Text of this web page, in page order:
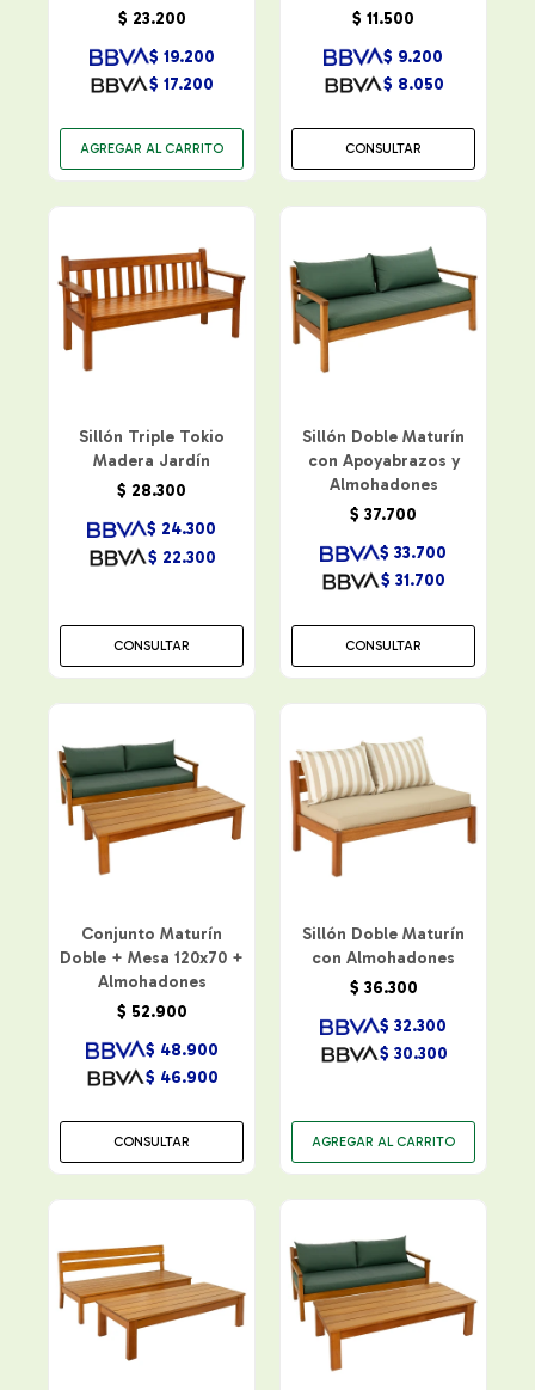
$ 23.200
$ 17.200
$ 19.200
$ 11.500
$ 8.050
$ 9.200
CONSULTAR
Sillón Triple Tokio
Madera Jardín
$ 28.300
$ 22.300
$ 24.300
CONSULTAR
Sillón Doble Maturín
con Apoyabrazos y
Almohadones
$ 37.700
$ 31.700
$ 33.700
CONSULTAR
Conjunto Maturín
Doble + Mesa 120x70 +
Almohadones
$ 52.900
$ 46.900
$ 48.900
CONSULTAR
Sillón Doble Maturín
con Almohadones
$ 36.300
$ 30.300
$ 32.300